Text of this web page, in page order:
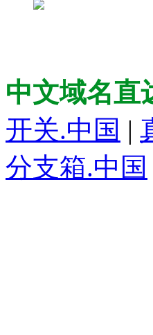
中文域名直
开关.中国 |
分支箱.中国